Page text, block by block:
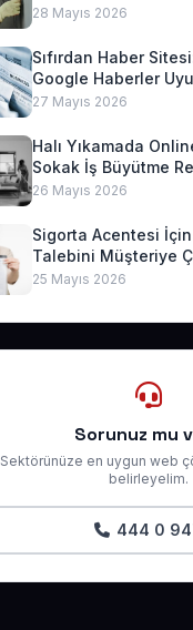
28 Mayıs 2026
Sıfırdan Haber Sitesi:
Google Haberler
Geliri
27 Mayıs 2026
Halı Yıkamada
Sokak İş Büyütme
26 Mayıs 2026
Sigorta Acentesi
Talebini Müşteriye
25 Mayıs 2026
Sorunuz mu
Sektörünüze en uygun web
belirleyelim.
444 0